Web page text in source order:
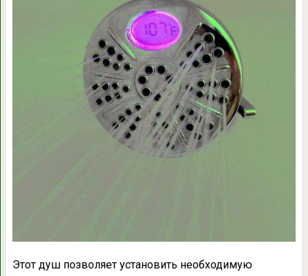
Этот душ позволяет установить необходимую